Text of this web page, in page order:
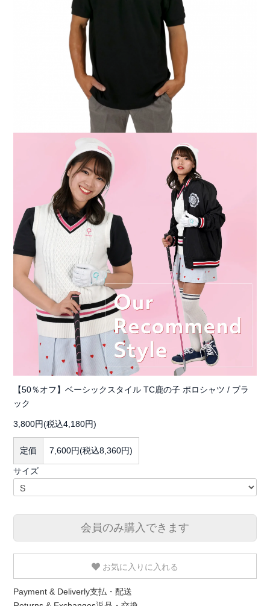
【50％オフ】ベーシックスタイル TC鹿の子 ポロシャツ / ブラ
ック
3,800円(税込4,180円)
定価 7,600円(税込8,360円)
サイズ
会員のみ購入できます
お気に入りに入れる
Payment & Deliverly支払・配送